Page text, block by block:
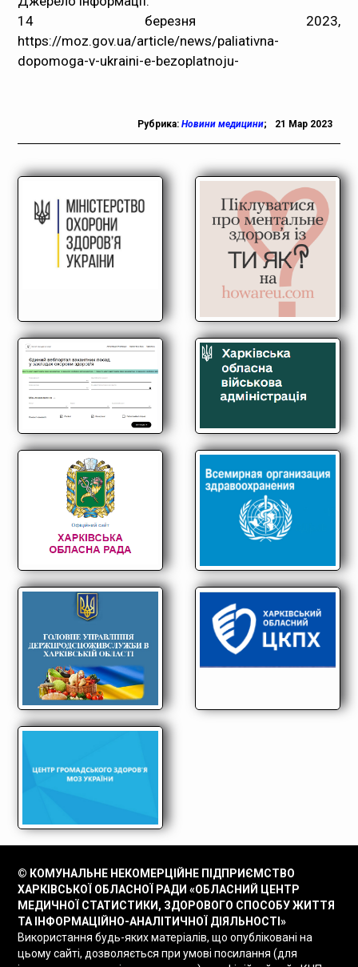
14 березня 2023,
https://moz.gov.ua/article/news/paliativna-
dopomoga-v-ukraini-e-bezoplatnoju-
Рубрика: Новини медицини; 21 Мар 2023
© КОМУНАЛЬНЕ НЕКОМЕРЦІЙНЕ ПІДПРИЄМСТВО
ХАРКІВСЬКОЇ ОБЛАСНОЇ РАДИ «ОБЛАСНИЙ ЦЕНТР
МЕДИЧНОЇ СТАТИСТИКИ, ЗДОРОВОГО СПОСОБУ ЖИТТЯ
ТА ІНФОРМАЦІЙНО-АНАЛІТИЧНОЇ ДІЯЛЬНОСТІ»
Використання будь-яких матеріалів, що опубліковані на
цьому сайті, дозволяється при умові посилання (для